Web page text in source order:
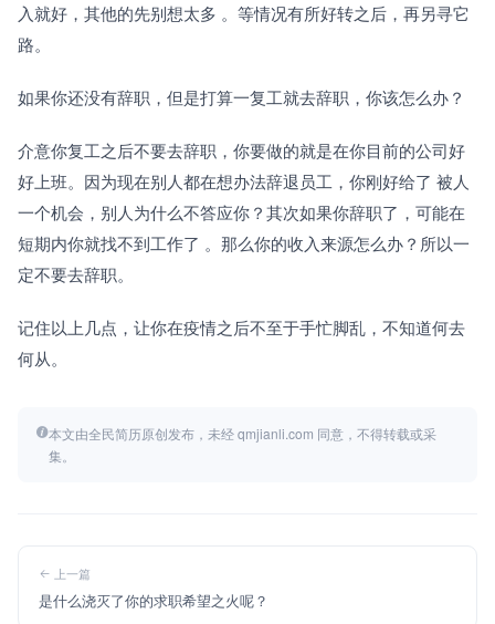
入就好，其他的先别想太多 。等情况有所好转之后，再另寻它
路。
如果你还没有辞职，但是打算一复工就去辞职，你该怎么办？
介意你复工之后不要去辞职，你要做的就是在你目前的公司好
好上班。因为现在别人都在想办法辞退员工，你刚好给了 被人
一个机会，别人为什么不答应你？其次如果你辞职了，可能在
短期内你就找不到工作了 。那么你的收入来源怎么办？所以一
定不要去辞职。
记住以上几点，让你在疫情之后不至于手忙脚乱，不知道何去
何从。
本文由全民简历原创发布，未经 qmjianli.com 同意，不得转载或采
集。
上一篇
是什么浇灭了你的求职希望之火呢？